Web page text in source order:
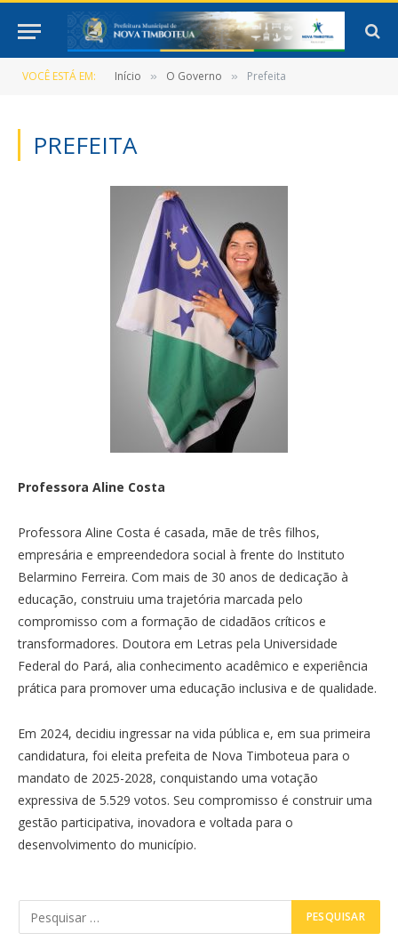
VOCÊ ESTÁ EM: Início » O Governo » Prefeita
PREFEITA
Professora Aline Costa
Professora Aline Costa é casada, mãe de três filhos,
empresária e empreendedora social à frente do Instituto
Belarmino Ferreira. Com mais de 30 anos de dedicação à
educação, construiu uma trajetória marcada pelo
compromisso com a formação de cidadãos críticos e
transformadores. Doutora em Letras pela Universidade
Federal do Pará, alia conhecimento acadêmico e experiência
prática para promover uma educação inclusiva e de qualidade.
Em 2024, decidiu ingressar na vida pública e, em sua primeira
candidatura, foi eleita prefeita de Nova Timboteua para o
mandato de 2025-2028, conquistando uma votação
expressiva de 5.529 votos. Seu compromisso é construir uma
gestão participativa, inovadora e voltada para o
desenvolvimento do município.